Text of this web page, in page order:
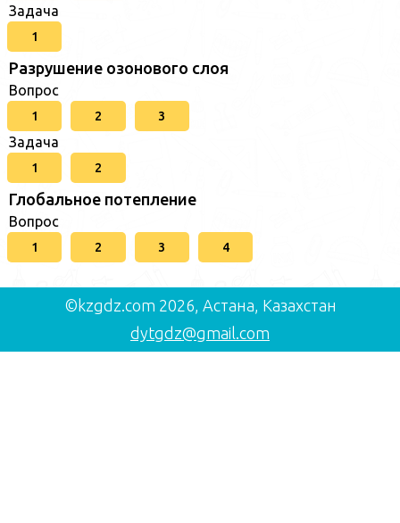
Задача
1
Разрушение озонового слоя
Вопрос
1 2 3
Задача
1 2
Глобальное потепление
Вопрос
1 2 3 4
©kzgdz.com 2026, Астана, Казахстан
dytgdz@gmail.com